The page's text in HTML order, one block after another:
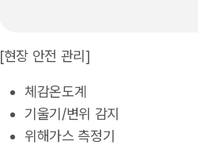
[현장 안전 관리]
체감온도계
기울기/변위 감지
위해가스 측정기